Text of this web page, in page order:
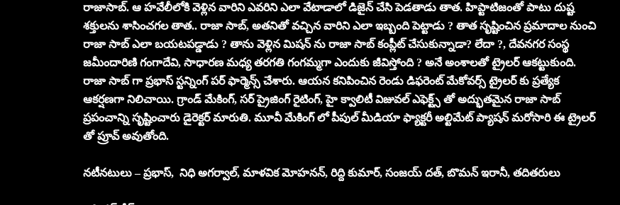
రాజాసాబ్. ఆ హవేలీలోకి వెళ్లిన వారిని ఎవరిని ఎలా వేటాడాలో డిజైన్ చేసి పెడతాడు తాత. హిప్టాటిజంతో పాటు దుష్ట
శక్తులను శాసించగల తాత.. రాజా సాబ్, అతనితో వచ్చిన వారిని ఎలా ఇబ్బంది పెట్టాడు ? తాత సృష్టించిన ప్రమాదాల నుంచి
రాజా సాబ్ ఎలా బయటపడ్డాడు ? తాను వెళ్లిన మిషన్ ను రాజా సాబ్ కంప్లీట్ చేసుకున్నాడా? లేదా ?, దేవనగర సంస్థ
జమీందారిణి గంగాదేవి, సాధారణ మధ్య తరగతి గంగమ్మగా ఎందుకు జీవిస్తోంది ? అనే అంశాలతో ట్రైలర్ ఆకట్టుకుంది.
రాజా సాబ్ గా ప్రభాస్ స్టన్నింగ్ పర్ ఫార్మెన్స్ చేశారు. ఆయన కనిపించిన రెండు డిఫరెంట్ మేకోవర్స్ ట్రైలర్ కు ప్రత్యేక
ఆకర్షణగా నిలిచాయి. గ్రాండ్ మేకింగ్, సర్ ప్రైజింగ్ రైటింగ్, హై క్వాలిటీ విజువల్ ఎఫెక్ట్స్ తో అద్భుతమైన రాజా సాబ్
ప్రపంచాన్ని సృష్టించారు డైరెక్టర్ మారుతి. మూవీ మేకింగ్ లో పీపుల్ మీడియా ఫ్యాక్టరీ అల్టిమేట్ ప్యాషన్ మరోసారి ఈ ట్రైలర్
తో ప్రూవ్ అవుతోంది.
నటీనటులు – ప్రభాస్, నిధి అగర్వాల్, మాళవిక మోహనన్, రిద్ది కుమార్, సంజయ్ దత్, బొమన్ ఇరానీ, తదితరులు